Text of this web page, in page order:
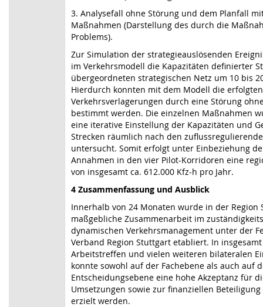
3. Analysefall ohne Störung und dem Planfall
Maßnahmen (Darstellung des durch die
Problems).
Zur Simulation der strategieauslösenden
im Verkehrsmodell die Kapazitäten definierter
übergeordneten strategischen Netz um 10 bis
Hierdurch konnten mit dem Modell die erfolgten
Verkehrsverlagerungen durch eine Störung
bestimmt werden. Die einzelnen Maßnahmen
eine iterative Einstellung der Kapazitäten und
Strecken räumlich nach den
untersucht. Somit erfolgt unter Einbeziehung
Annahmen in den vier Pilot-Korridoren eine
von insgesamt ca. 612.000 Kfz-h pro Jahr.
4 Zusammenfassung und Ausblick
Innerhalb von 24 Monaten wurde in der Region
maßgebliche Zusammenarbeit im
dynamischen Verkehrsmanagement unter der
Verband Region Stuttgart etabliert. In
Arbeitstreffen und vielen weiteren bilateralen
konnte sowohl auf der Fachebene als auch auf
Entscheidungsebene eine hohe Akzeptanz für
Umsetzungen sowie zur finanziellen
erzielt werden.